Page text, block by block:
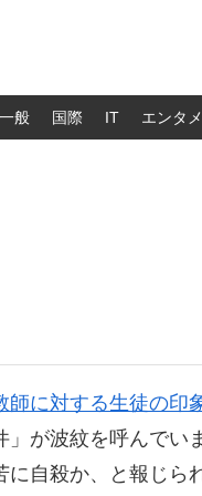
般 国際 IT エンタメ
師に対する生徒の印
が波紋を呼んでい
に自殺か、と報じ